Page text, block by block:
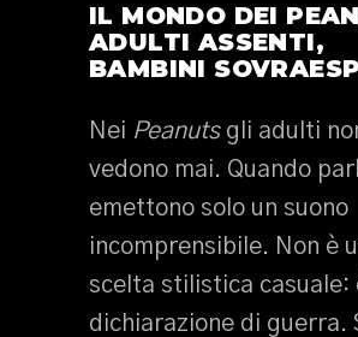
IL MONDO DEI
ADULTI ASSENTI,
BAMBINI
Nei Peanutsgli adulti
vedono mai. Quando
emettono solo un suono
incomprensibile. Non è
scelta stilistica casuale:
dichiarazione di guerra.